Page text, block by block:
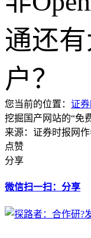
您当前的位置： 证
挖掘国产网站的“免
来源：证券时报网
点赞
分享
微信扫一扫：分享